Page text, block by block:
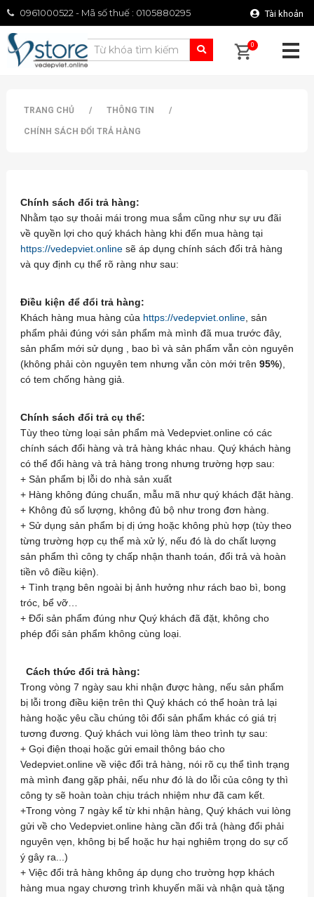
0961000522 - Mã số thuế : 0105880295 Tài khoản
0
TRANG CHỦ / THÔNG TIN /
CHÍNH SÁCH ĐỔI TRẢ HÀNG
Chính sách đổi trả hàng:
Nhằm tạo sự thoải mái trong mua sắm cũng như sự ưu đãi
về quyền lợi cho quý khách hàng khi đến mua hàng tại
https://vedepviet.onlinesẽ áp dụng chính sách đổi trả hàng
và quy định cụ thể rõ ràng như sau:
Điều kiện để đổi trả hàng:
Khách hàng mua hàng của https://vedepviet.online, sản
phẩm phải đúng với sản phẩm mà mình đã mua trước đây,
sản phẩm mới sử dụng , bao bì và sản phẩm vẫn còn nguyên
(không phải còn nguyên tem nhưng vẫn còn mới trên 95%),
có tem chống hàng giả.
Chính sách đổi trả cụ thể:
Tùy theo từng loại sản phẩm mà Vedepviet.online có các
chính sách đổi hàng và trả hàng khác nhau. Quý khách hàng
có thể đổi hàng và trả hàng trong nhưng trường hợp sau:
+ Sản phẩm bị lỗi do nhà sản xuất
+ Hàng không đúng chuẩn, mẫu mã như quý khách đặt hàng.
+ Không đủ số lượng, không đủ bộ như trong đơn hàng.
+ Sử dụng sản phẩm bị dị ứng hoặc không phù hợp (tùy theo
từng trường hợp cụ thể mà xử lý, nếu đó là do chất lượng
sản phẩm thì công ty chấp nhận thanh toán, đổi trả và hoàn
tiền vô điều kiện).
+ Tình trạng bên ngoài bị ảnh hưởng như rách bao bì, bong
tróc, bể vỡ…
+ Đổi sản phẩm đúng như Quý khách đã đặt, không cho
phép đổi sản phẩm không cùng loại.
Cách thức đổi trả hàng:
Trong vòng 7 ngày sau khi nhận được hàng, nếu sản phẩm
bị lỗi trong điều kiện trên thì Quý khách có thể hoàn trả lại
hàng hoặc yêu cầu chúng tôi đổi sản phẩm khác có giá trị
tương đương. Quý khách vui lòng làm theo trình tự sau:
+ Gọi điện thoại hoặc gửi email thông báo cho
Vedepviet.online về việc đổi trả hàng, nói rõ cụ thể tình trạng
mà mình đang gặp phải, nếu như đó là do lỗi của công ty thì
công ty sẽ hoàn toàn chịu trách nhiệm như đã cam kết.
+Trong vòng 7 ngày kể từ khi nhận hàng, Quý khách vui lòng
gửi về cho Vedepviet.online hàng cần đổi trả (hàng đổi phải
nguyên vẹn, không bị bể hoặc hư hại nghiêm trọng do sự cố
ý gây ra...)
+ Việc đổi trả hàng không áp dụng cho trường hợp khách
hàng mua ngay chương trình khuyến mãi và nhận quà tặng